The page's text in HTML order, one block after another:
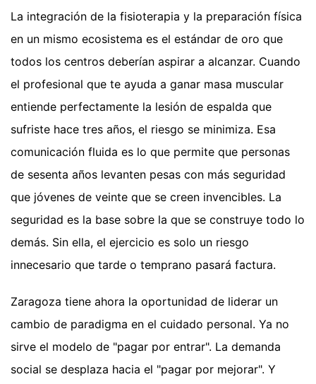
La integración de la fisioterapia y la preparación física
en un mismo ecosistema es el estándar de oro que
todos los centros deberían aspirar a alcanzar. Cuando
el profesional que te ayuda a ganar masa muscular
entiende perfectamente la lesión de espalda que
sufriste hace tres años, el riesgo se minimiza. Esa
comunicación fluida es lo que permite que personas
de sesenta años levanten pesas con más seguridad
que jóvenes de veinte que se creen invencibles. La
seguridad es la base sobre la que se construye todo lo
demás. Sin ella, el ejercicio es solo un riesgo
innecesario que tarde o temprano pasará factura.
Zaragoza tiene ahora la oportunidad de liderar un
cambio de paradigma en el cuidado personal. Ya no
sirve el modelo de "pagar por entrar". La demanda
social se desplaza hacia el "pagar por mejorar". Y